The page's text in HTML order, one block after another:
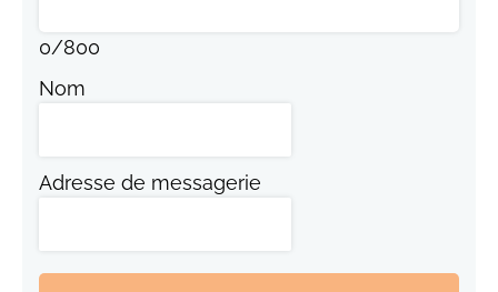
0/800
Nom
Adresse de messagerie